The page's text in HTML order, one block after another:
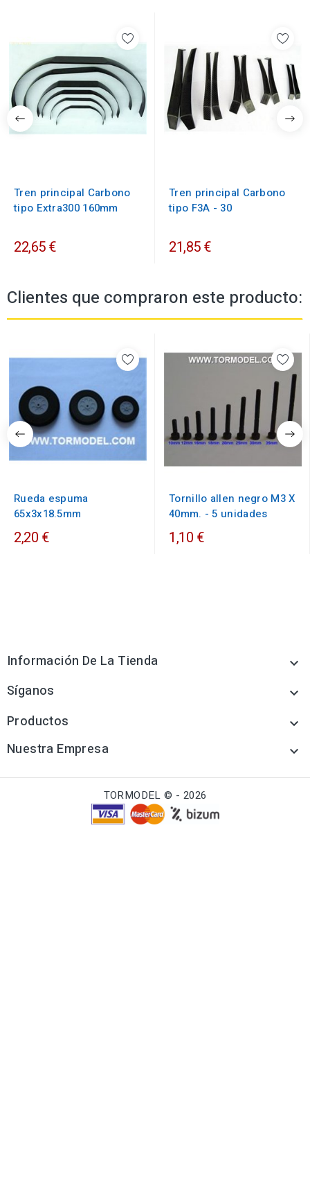
Tren principal Carbono
tipo Extra300 160mm
22,65 €
Tren principal Carbono
tipo F3A - 30
21,85 €
Clientes que compraron este producto:
Rueda espuma
65x3x18.5mm
2,20 €
Tornillo allen negro M3 X
40mm. - 5 unidades
1,10 €
Información De La Tienda 
Síganos 
Productos 
Nuestra Empresa 
TORMODEL © - 2026